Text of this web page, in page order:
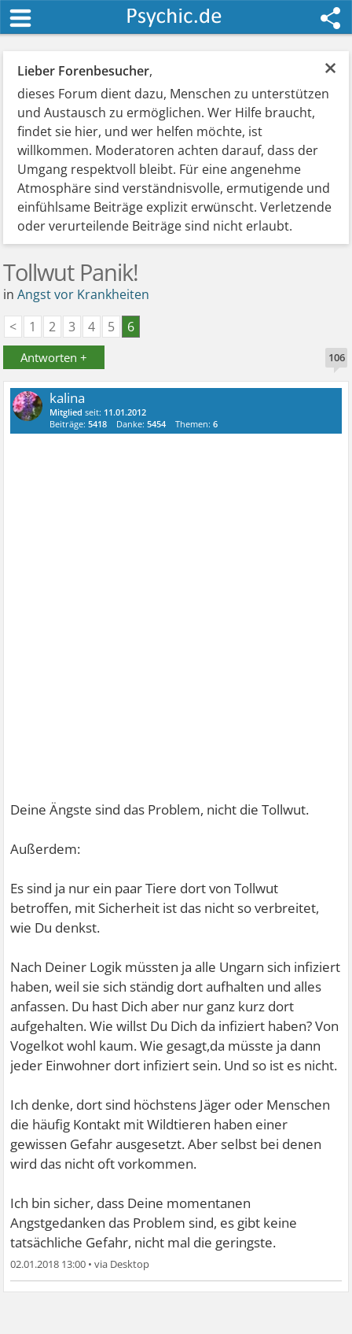
×
Lieber Forenbesucher,
dieses Forum dient dazu, Menschen zu unterstützen
und Austausch zu ermöglichen. Wer Hilfe braucht,
findet sie hier, und wer helfen möchte, ist
willkommen. Moderatoren achten darauf, dass der
Umgang respektvoll bleibt. Für eine angenehme
Atmosphäre sind verständnisvolle, ermutigende und
einfühlsame Beiträge explizit erwünscht. Verletzende
oder verurteilende Beiträge sind nicht erlaubt.
Tollwut Panik!
inAngst vor Krankheiten
<
1 2 3 4 5 6
Antworten + 106
kalina
Mitglied seit: 11.01.2012
Beiträge:5418 Danke:5454 Themen:6
Deine Ängste sind das Problem, nicht die Tollwut.
Außerdem:
Es sind ja nur ein paar Tiere dort von Tollwut
betroffen, mit Sicherheit ist das nicht so verbreitet,
wie Du denkst.
Nach Deiner Logik müssten ja alle Ungarn sich infiziert
haben, weil sie sich ständig dort aufhalten und alles
anfassen. Du hast Dich aber nur ganz kurz dort
aufgehalten. Wie willst Du Dich da infiziert haben? Von
Vogelkot wohl kaum. Wie gesagt,da müsste ja dann
jeder Einwohner dort infiziert sein. Und so ist es nicht.
Ich denke, dort sind höchstens Jäger oder Menschen
die häufig Kontakt mit Wildtieren haben einer
gewissen Gefahr ausgesetzt. Aber selbst bei denen
wird das nicht oft vorkommen.
Ich bin sicher, dass Deine momentanen
Angstgedanken das Problem sind, es gibt keine
tatsächliche Gefahr, nicht mal die geringste.
02.01.2018 13:00 •